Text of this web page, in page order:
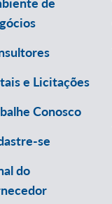
e Licitações
Conosco
se
do